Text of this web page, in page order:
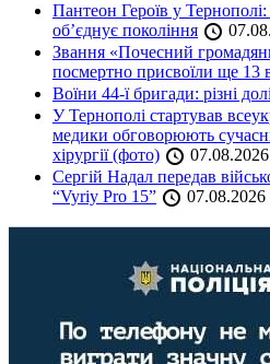
Пантеон Героїв у Тернополі:
об’єднує покоління
Звання «Почесний
посмертно присвоїли ще 13
Воїни 44-ї бригади: різні
У Тернополі стартував
медики обговорюють
хірургії (фото)
07.08.2026
Сергій Надал передав
“Vyriy Pro 15”
07.08.2026